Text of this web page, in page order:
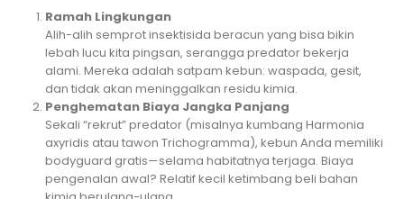
Ramah Lingkungan
Alih-alih semprot insektisida beracun yang bisa bikin
lebah lucu kita pingsan, serangga predator bekerja
alami. Mereka adalah satpam kebun: waspada, gesit,
dan tidak akan meninggalkan residu kimia.
Penghematan Biaya Jangka Panjang
Sekali “rekrut” predator (misalnya kumbang Harmonia
axyridis atau tawon Trichogramma), kebun Anda memiliki
bodyguard gratis—selama habitatnya terjaga. Biaya
pengenalan awal? Relatif kecil ketimbang beli bahan